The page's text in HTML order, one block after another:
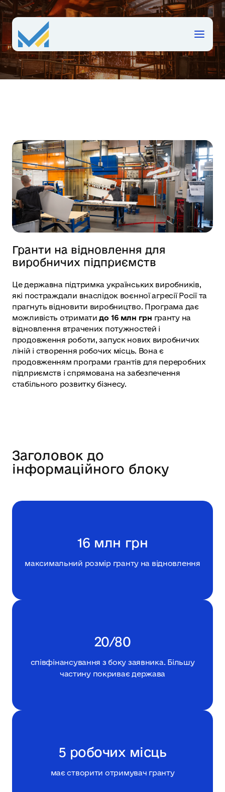
Гранти на відновлення для
виробничих підприємств
Це державна підтримка українських виробників,
які постраждали внаслідок воєнної агресії Росії та
прагнуть відновити виробництво. Програма дає
можливість отриматидо 16 млн грн гранту на
відновлення втрачених потужностей і
продовження роботи, запуск нових виробничих
ліній і створення робочих місць. Вона є
продовженням програми грантів для переробних
підприємств і спрямована на забезпечення
стабільного розвитку бізнесу.
Заголовок до
інформаційного блоку
16 млн грн
максимальний розмір гранту на відновлення
20/80
співфінансування з боку заявника. Більшу
частину покриває держава
5 робочих місць
має створити отримувач гранту